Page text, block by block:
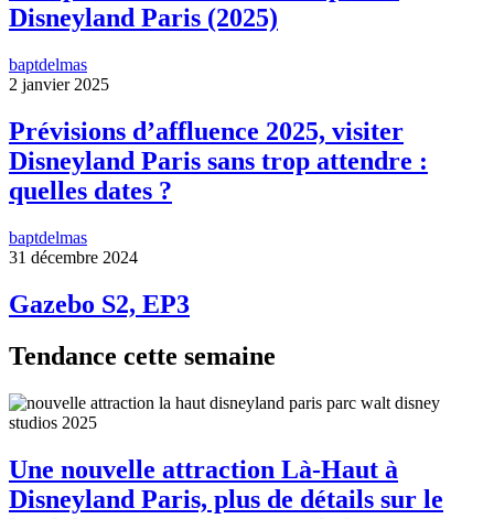
Disneyland Paris (2025)
baptdelmas
2 janvier 2025
Prévisions d’affluence 2025, visiter
Disneyland Paris sans trop attendre :
quelles dates ?
baptdelmas
31 décembre 2024
Gazebo S2, EP3
Tendance cette semaine
Une nouvelle attraction Là-Haut à
Disneyland Paris, plus de détails sur le